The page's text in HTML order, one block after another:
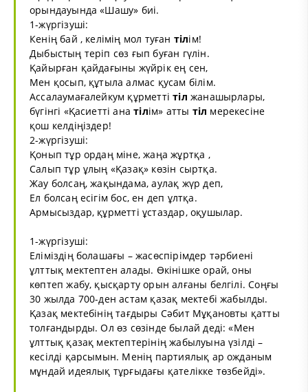
орындауында «Шашу» биі.
1-жүргізуші:
Кенің бай , келімің мол туған тілім!
Дыбыстың теріп сөз ғып буған гүлін.
Қайырған қайдағыны жүйрік ең сен,
Мен қосып, құтыла алмас қусам білім.
Ассалаумағалейкум құрметтітіл жанашырлары,
бүгінгі «Қасиетті анатілім» атты тіл мерекесіне
қош келдіңіздер!
2-жүргізуші:
Қонып тұр ордаң міне, жаңа жұртқа ,
Салып тұр ұлың «Қазақ» көзін сыртқа.
Жау болсаң, жақындама, аулақ жүр деп,
Ел болсаң есігім бос, ен деп ұлтқа.
Армысыздар, құрметті ұстаздар, оқушылар.
1-жүргізуші:
Еліміздің болашағы – жасөспірімдер тәрбиені
ұлттық мектептен алады. Өкінішке орай, оны
көптеп жабу, қысқарту орын алғаны белгілі. Соңғы
30 жылда 700-ден астам қазақ мектебі жабылды.
Қазақ мектебінің тағдыры Сәбит Мұқановты қатты
толғандырды. Ол өз сөзінде былай деді: «Мен
ұлттық қазақ мектептерінің жабылуына үзілді –
кесілді қарсымын. Менің партиялық ар ожданым
мұндай идеялық тұрғыдағы қателікке төзбейді».